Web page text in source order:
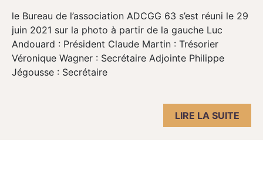
le Bureau de l’association ADCGG 63 s’est réuni le 29
juin 2021 sur la photo à partir de la gauche Luc
Andouard : Président Claude Martin : Trésorier
Véronique Wagner : Secrétaire Adjointe Philippe
Jégousse : Secrétaire
LIRE LA SUITE